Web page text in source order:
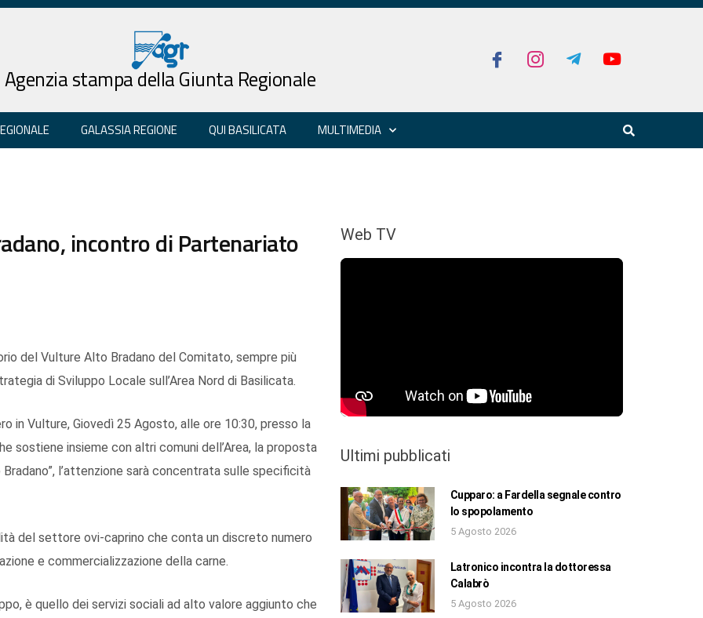
Agenzia stampa della Giunta Regionale
GALASSIA REGIONE QUI BASILICATA MULTIMEDIA
incontro di Partenariato
del Vulture Alto Bradano del Comitato, sempre più
di Sviluppo Locale sull’Area Nord di Basilicata.
in Vulture, Giovedì 25 Agosto, alle ore 10:30, presso la
sostiene insieme con altri comuni dell’Area, la proposta
l’attenzione sarà concentrata sulle specificità
del settore ovi-caprino che conta un discreto numero
e commercializzazione della carne.
è quello dei servizi sociali ad alto valore aggiunto che
Web TV
Ultimi pubblicati
Cupparo: a Fardella segnale contro
lo spopolamento
5 Agosto 2026
Latronico incontra la dottoressa
Calabrò
5 Agosto 2026